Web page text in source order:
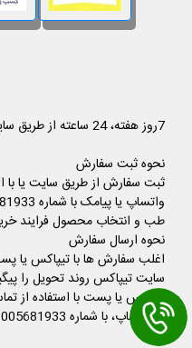
7روز هفته، 24 ساعته از طریق سایت پاسخگوی شما هستیم
نحوه ثبت سفارش
ثبت سفارش از طریق سایت یا با
طب و انتخاب محصول فرایند
نحوه ارسال سفارش
اغلب سفارش ها با تیپاکس یا
سایت تیپاکس روند تحویل را
یا واتساپ، با شماره 09005681933سفارش خود را پیگیری کنید.